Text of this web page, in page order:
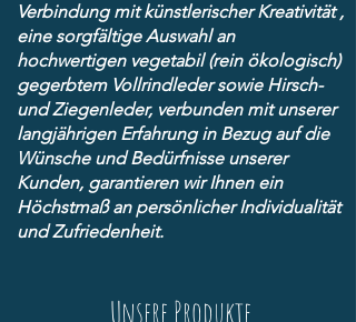
Verbindung mit künstlerischer Kreativität ,
eine sorgfältige Auswahl an
hochwertigen vegetabil (rein ökologisch)
gegerbtem Vollrindleder sowie Hirsch-
und Ziegenleder, verbunden mit unserer
langjährigen Erfahrung in Bezug auf die
Wünsche und Bedürfnisse unserer
Kunden, garantieren wir Ihnen ein
Höchstmaß an persönlicher Individualität
und Zufriedenheit.
Unsere Produkte